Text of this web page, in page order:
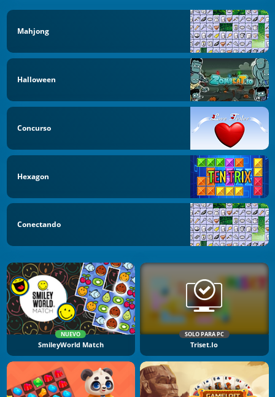
Mahjong
Halloween
Concurso
Hexagon
Conectando
NUEVO
SmileyWorld Match
SOLO PARA PC
Triset.io